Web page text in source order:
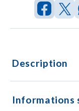
Description
Informations